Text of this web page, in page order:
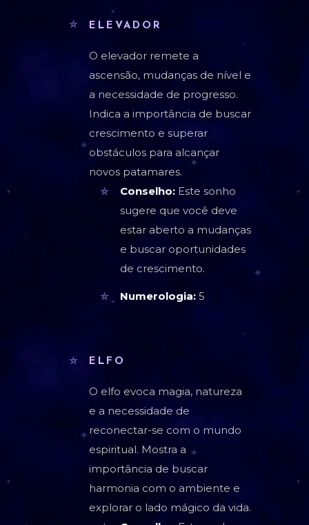
ELEVADOR
O elevador remete a
ascensão, mudanças de nível e
a necessidade de progresso.
Indica a importância de buscar
crescimento e superar
obstáculos para alcançar
novos patamares.
Conselho: Este sonho
sugere que você deve
estar aberto a mudanças
e buscar oportunidades
de crescimento.
Numerologia: 5
ELFO
O elfo evoca magia, natureza
e a necessidade de
reconectar-se com o mundo
espiritual. Mostra a
importância de buscar
harmonia com o ambiente e
explorar o lado mágico da vida.